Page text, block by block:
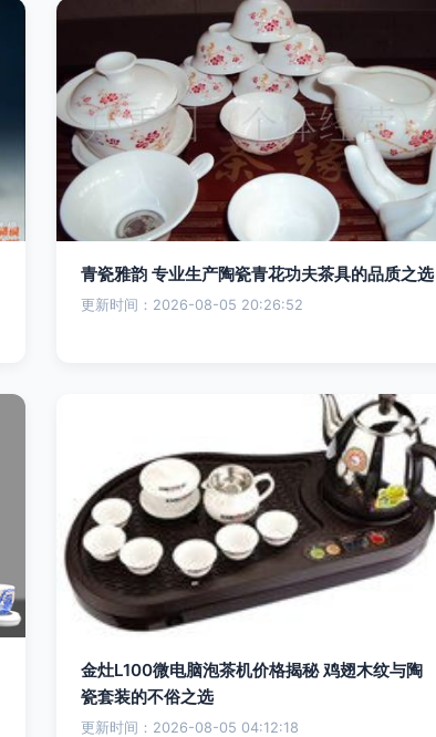
青瓷雅韵 专业生产陶瓷青花功夫茶具的品质之选
更新时间：2026-08-05 20:26:52
金灶L100微电脑泡茶机价格揭秘 鸡翅木纹与陶
瓷套装的不俗之选
更新时间：2026-08-05 04:12:18